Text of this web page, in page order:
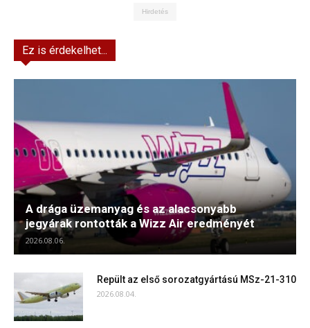
Hirdetés
Ez is érdekelhet...
A drága üzemanyag és az alacsonyabb
jegyárak rontották a Wizz Air eredményét
2026.08.06.
Repült az első sorozatgyártású MSz-21-310
2026.08.04.